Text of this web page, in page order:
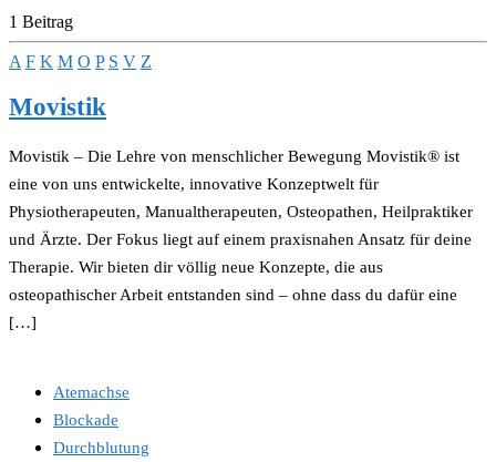
1 Beitrag
A F K M O P S V Z
Movistik
Movistik – Die Lehre von menschlicher Bewegung Movistik® ist
eine von uns entwickelte, innovative Konzeptwelt für
Physiotherapeuten, Manualtherapeuten, Osteopathen, Heilpraktiker
und Ärzte. Der Fokus liegt auf einem praxisnahen Ansatz für deine
Therapie. Wir bieten dir völlig neue Konzepte, die aus
osteopathischer Arbeit entstanden sind – ohne dass du dafür eine
[…]
Atemachse
Blockade
Durchblutung